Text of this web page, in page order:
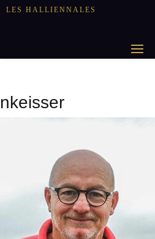
LES HALLIENNALES
nkeisser